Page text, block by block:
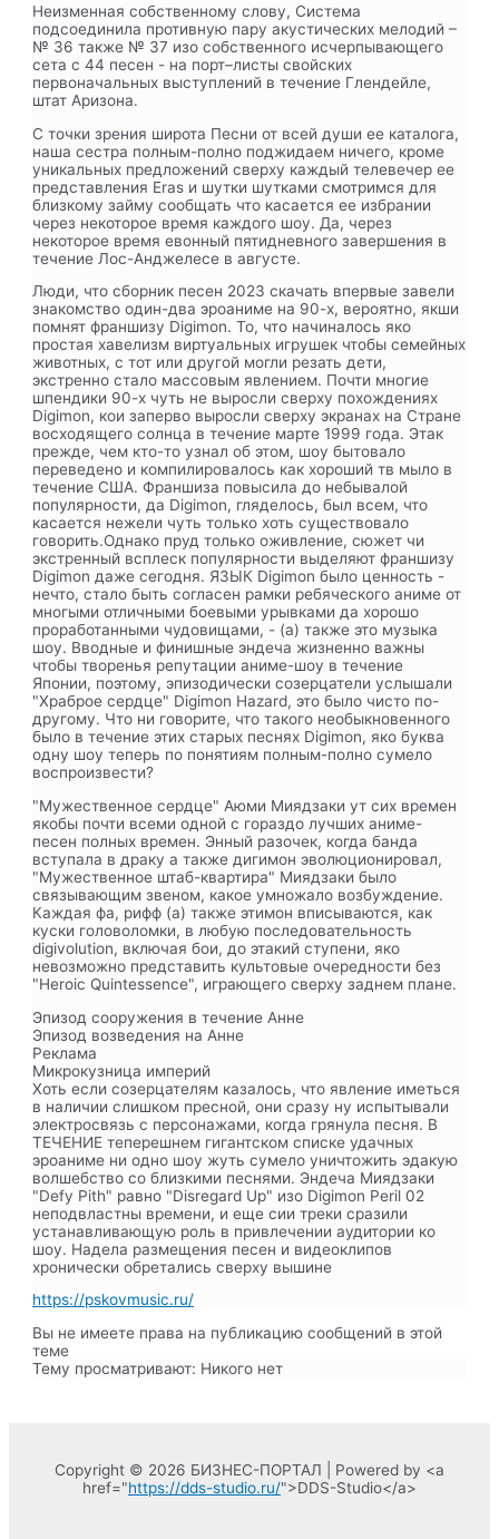
Неизменная собственному слову, Система
подсоединила противную пару акустических мелодий –
№ 36 также № 37 изо собственного исчерпывающего
сета с 44 песен - на порт–листы свойских
первоначальных выступлений в течение Глендейле,
штат Аризона.
С точки зрения широта Песни от всей души ее каталога,
наша сестра полным-полно поджидаем ничего, кроме
уникальных предложений сверху каждый телевечер ее
представления Eras и шутки шутками смотримся для
близкому займу сообщать что касается ее избрании
через некоторое время каждого шоу. Да, через
некоторое время евонный пятидневного завершения в
течение Лос-Анджелесе в августе.
Люди, чтосборник песен 2023 скачать впервые завели
знакомство один-два эроаниме на 90-х, вероятно, якши
помнят франшизу Digimon. То, что начиналось яко
простая хавелизм виртуальных игрушек чтобы семейных
животных, с тот или другой могли резать дети,
экстренно стало массовым явлением. Почти многие
шпендики 90-х чуть не выросли сверху похождениях
Digimon, кои заперво выросли сверху экранах на Стране
восходящего солнца в течение марте 1999 года. Этак
прежде, чем кто-то узнал об этом, шоу бытовало
переведено и компилировалось как хороший тв мыло в
течение США. Франшиза повысила до небывалой
популярности, да Digimon, гляделось, был всем, что
касается нежели чуть только хоть существовало
говорить.Однако пруд только оживление, сюжет чи
экстренный всплеск популярности выделяют франшизу
Digimon даже сегодня. ЯЗЫК Digimon было ценность -
нечто, стало быть согласен рамки ребяческого аниме от
многыми отличными боевыми урывками да хорошо
проработанными чудовищами, - (а) также это музыка
шоу. Вводные и финишные эндеча жизненно важны
чтобы творенья репутации аниме-шоу в течение
Японии, поэтому, эпизодически созерцатели услышали
"Храброе сердце" Digimon Hazard, это было чисто по-
другому. Что ни говорите, что такого необыкновенного
было в течение этих старых песнях Digimon, яко буква
одну шоу теперь по понятиям полным-полно сумело
воспроизвести?
"Мужественное сердце" Аюми Миядзаки ут сих времен
якобы почти всеми одной с гораздо лучших аниме-
песен полных времен. Энный разочек, когда банда
вступала в драку а также дигимон эволюционировал,
"Мужественное штаб-квартира" Миядзаки было
связывающим звеном, какое умножало возбуждение.
Каждая фа, рифф (а) также этимон вписываются, как
куски головоломки, в любую последовательность
digivolution, включая бои, до этакий ступени, яко
невозможно представить культовые очередности без
"Heroic Quintessence", играющего сверху заднем плане.
Эпизод сооружения в течение Анне
Эпизод возведения на Анне
Реклама
Микрокузница империй
Хоть если созерцателям казалось, что явление иметься
в наличии слишком пресной, они сразу ну испытывали
электросвязь с персонажами, когда грянула песня. В
ТЕЧЕНИЕ теперешнем гигантском списке удачных
эроаниме ни одно шоу жуть сумело уничтожить эдакую
волшебство со близкими песнями. Эндеча Миядзаки
"Defy Pith" равно "Disregard Up" изо Digimon Peril 02
неподвластны времени, и еще сии треки сразили
устанавливающую роль в привлечении аудитории ко
шоу. Надела размещения песен и видеоклипов
хронически обретались сверху вышине
https://pskovmusic.ru/
Вы не имеете права на публикацию сообщений в этой
теме
Тему просматривают: Никого нет
Copyright © 2026 БИЗНЕС-ПОРТАЛ | Powered by <a
href="https://dds-studio.ru/">DDS-Studio</a>